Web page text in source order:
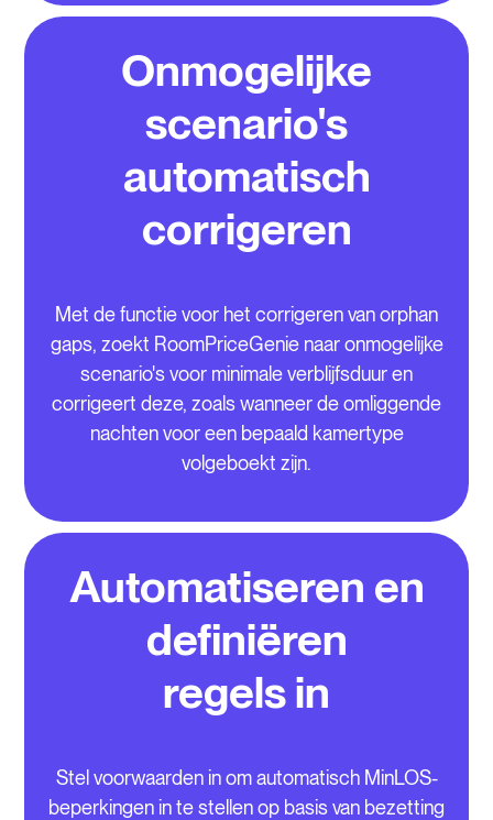
Onmogelijke
scenario's
automatisch
corrigeren
Met de functie voor het corrigeren van orphan
gaps, zoekt RoomPriceGenie naar onmogelijke
scenario's voor minimale verblijfsduur en
corrigeert deze, zoals wanneer de omliggende
nachten voor een bepaald kamertype
volgeboekt zijn.
Automatiseren en
definiëren
regels in
Stel voorwaarden in om automatisch MinLOS-
beperkingen in te stellen op basis van bezetting